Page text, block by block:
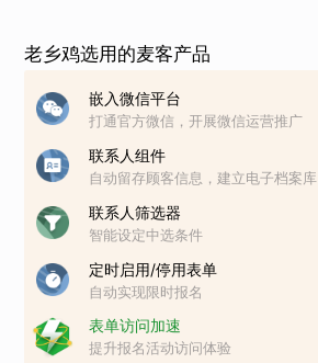
老乡鸡选用的麦客产品
嵌入微信平台
打通官方微信，开展微信运营推广
联系人组件
自动留存顾客信息，建立电子档案库
联系人筛选器
智能设定中选条件
定时启用/停用表单
自动实现限时报名
表单访问加速
提升报名活动访问体验